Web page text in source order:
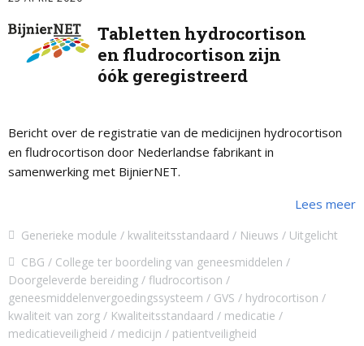
Tabletten hydrocortison
en fludrocortison zijn
óók geregistreerd
Bericht over de registratie van de medicijnen hydrocortison
en fludrocortison door Nederlandse fabrikant in
samenwerking met BijnierNET.
Lees meer
Generieke module kwaliteitsstandaard Nieuws
Uitgelicht
CBG
College ter boordeling van geneesmiddelen
Doorgeleverde bereiding
fludrocortison
geneesmiddelenvergoedingssysteem
GVS
hydrocortison
kwaliteit van zorg
Kwaliteitsstandaard
medicatie
medicatieveiligheid
medicijn patientveiligheid